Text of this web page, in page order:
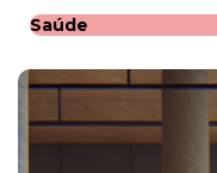
Saúde